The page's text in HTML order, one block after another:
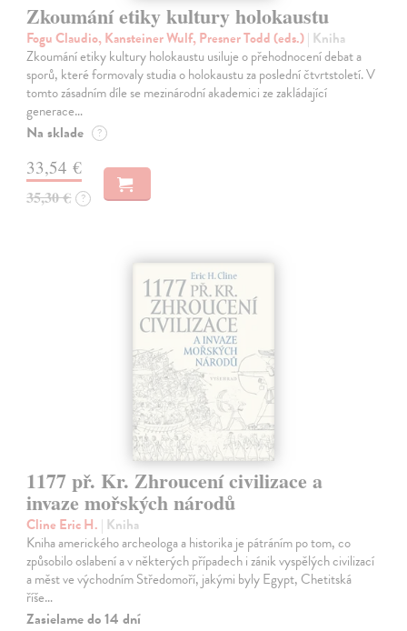
Zkoumání etiky kultury holokaustu
Fogu Claudio, Kansteiner Wulf, Presner Todd (eds.)| Kniha
Zkoumání etiky kultury holokaustu usiluje o přehodnocení debat a
sporů, které formovaly studia o holokaustu za poslední čtvrtstoletí. V
tomto zásadním díle se mezinárodní akademici ze zakládající
generace…
Na sklade ?
33,54 €
35,30 € ?
1177 př. Kr. Zhroucení civilizace a
invaze mořských národů
Cline Eric H. | Kniha
Kniha amerického archeologa a historika je pátráním po tom, co
způsobilo oslabení a v některých případech i zánik vyspělých civilizací
a měst ve východním Středomoří, jakými byly Egypt, Chetitská
říše…
Zasielame do 14 dní